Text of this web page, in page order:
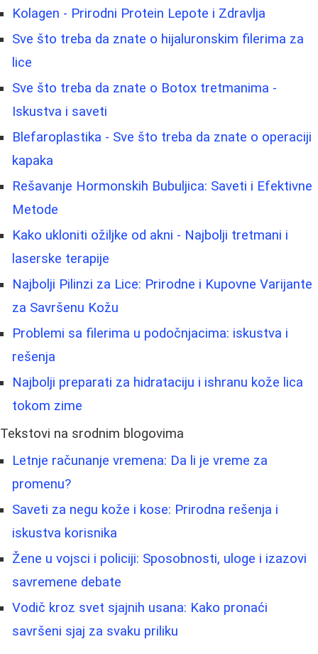
Kolagen - Prirodni Protein Lepote i Zdravlja
Sve što treba da znate o hijaluronskim filerima za
lice
Sve što treba da znate o Botox tretmanima -
Iskustva i saveti
Blefaroplastika - Sve što treba da znate o operaciji
kapaka
Rešavanje Hormonskih Bubuljica: Saveti i Efektivne
Metode
Kako ukloniti ožiljke od akni - Najbolji tretmani i
laserske terapije
Najbolji Pilinzi za Lice: Prirodne i Kupovne Varijante
za Savršenu Kožu
Problemi sa filerima u podočnjacima: iskustva i
rešenja
Najbolji preparati za hidrataciju i ishranu kože lica
tokom zime
Tekstovi na srodnim blogovima
Letnje računanje vremena: Da li je vreme za
promenu?
Saveti za negu kože i kose: Prirodna rešenja i
iskustva korisnika
Žene u vojsci i policiji: Sposobnosti, uloge i izazovi
savremene debate
Vodič kroz svet sjajnih usana: Kako pronaći
savršeni sjaj za svaku priliku